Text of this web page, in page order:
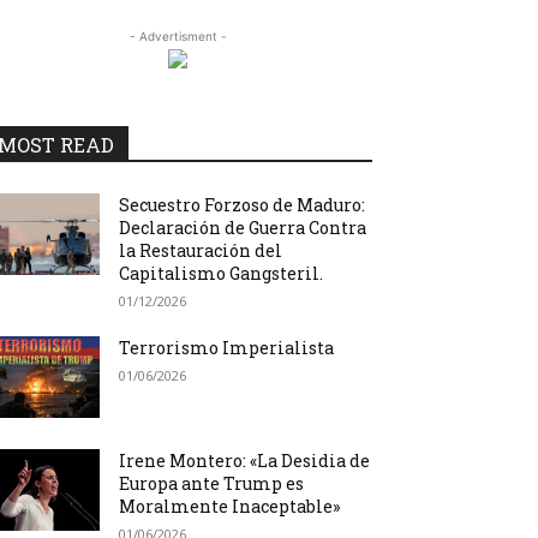
- Advertisment -
READ
Secuestro Forzoso de Maduro:
Declaración de Guerra Contra
la Restauración del
Capitalismo Gangsteril.
01/12/2026
Terrorismo Imperialista
01/06/2026
Irene Montero: «La Desidia de
Europa ante Trump es
Moralmente Inaceptable»
01/06/2026